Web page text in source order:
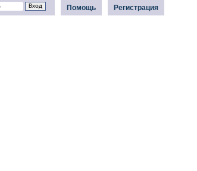
Регистрация
Помощь